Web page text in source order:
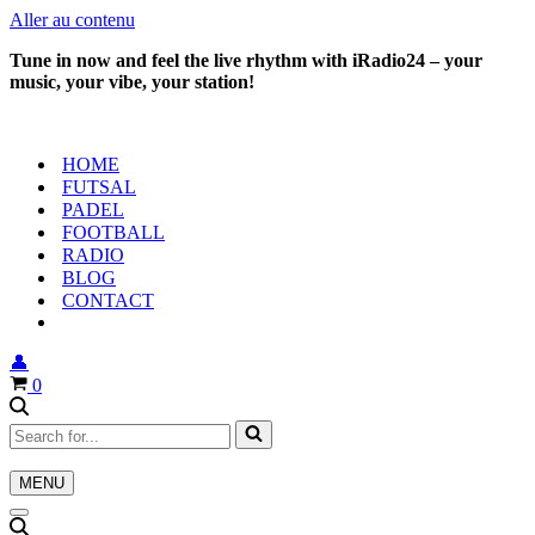
Aller au contenu
Tune in now and feel the live rhythm with iRadio24 – your
music, your vibe, your station!
HOME
FUTSAL
PADEL
FOOTBALL
RADIO
BLOG
CONTACT
👤
Panier
0
Rechercher...
MENU
Menu
Menu